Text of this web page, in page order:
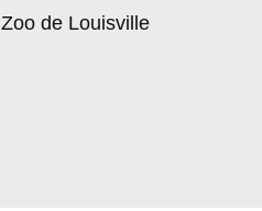
Zoo de Louisville